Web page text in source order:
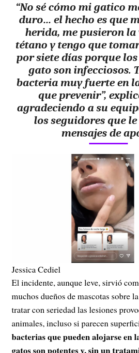
“No sé cómo mi gatico
duro… el hecho es que
herida, me pusieron la
tétano y tengo que
por siete días porque
gato son infecciosos.
bacteria muy fuerte en
que prevenir”,
agradeciendo a su
los seguidores que
mensajes de
Jessica Cediel
El incidente, aunque leve, sirvió
muchos dueños de mascotas sobre
tratar con seriedad las lesiones
animales, incluso si parecen
bacterias que pueden alojarse en
gatos son potentes y, sin un